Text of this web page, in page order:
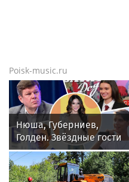
Poisk-music.ru
Нюша, Губерниев,
Голден. Звёздные гости
«Дня физкультурника»
в Москве